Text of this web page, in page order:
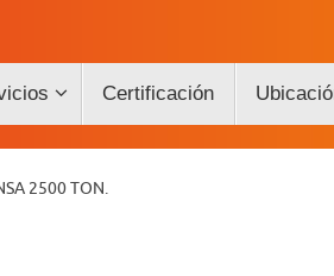
Certificación
2500 TON.